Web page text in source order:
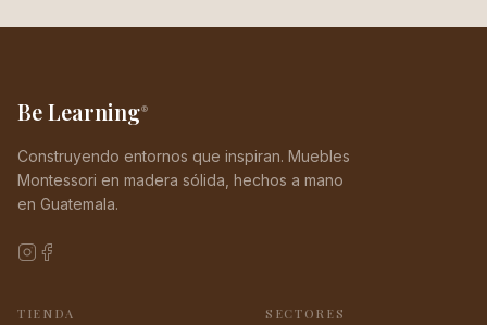
Be Learning®
Construyendo entornos que inspiran. Muebles
Montessori en madera sólida, hechos a mano
en Guatemala.
TIENDA SECTORES